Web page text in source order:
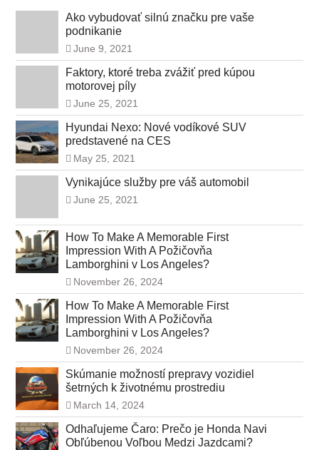
Ako vybudovať silnú značku pre vaše
podnikanie
June 9, 2021
Faktory, ktoré treba zvážiť pred kúpou
motorovej píly
June 25, 2021
Hyundai Nexo: Nové vodíkové SUV
predstavené na CES
May 25, 2021
Vynikajúce služby pre váš automobil
June 25, 2021
How To Make A Memorable First
Impression With A Požičovňa
Lamborghini v Los Angeles?
November 26, 2024
How To Make A Memorable First
Impression With A Požičovňa
Lamborghini v Los Angeles?
November 26, 2024
Skúmanie možností prepravy vozidiel
šetrných k životnému prostrediu
March 14, 2024
Odhaľujeme Čaro: Prečo je Honda Navi
Obľúbenou Voľbou Medzi Jazdcami?